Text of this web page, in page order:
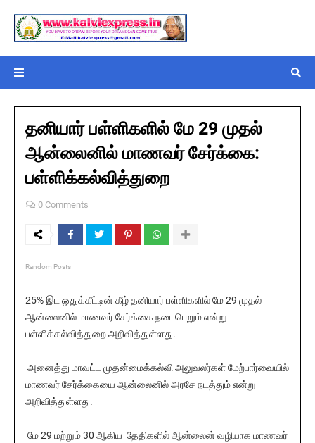
தனியார் பள்ளிகளில் மே 29 முதல்
ஆன்லைனில் மாணவர் சேர்க்கை:
பள்ளிக்கல்வித்துறை
0 Comments
Random Posts
25% இட ஒதுக்கீட்டின் கீழ் தனியார் பள்ளிகளில் மே 29 முதல்
ஆன்லைனில் மாணவர் சேர்க்கை நடைபெறும் என்று
பள்ளிக்கல்வித்துறை அறிவித்துள்ளது.
அனைத்து மாவட்ட முதன்மைக்கல்வி அலுவலர்கள் மேற்பார்வையில்
மாணவர் சேர்க்கையை ஆன்லைனில் அரசே நடத்தும் என்று
அறிவித்துள்ளது.
மே 29 மற்றும் 30 ஆகிய தேதிகளில் ஆன்லைன் வழியாக மாணவர்